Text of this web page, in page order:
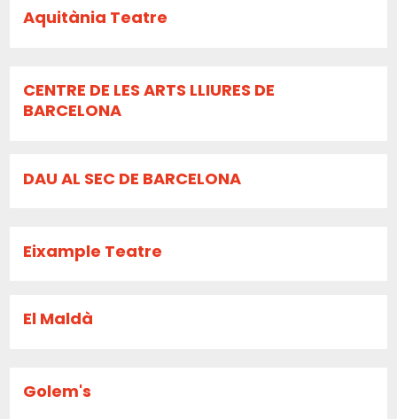
Aquitània Teatre
CENTRE DE LES ARTS LLIURES DE
BARCELONA
DAU AL SEC DE BARCELONA
Eixample Teatre
El Maldà
Golem's